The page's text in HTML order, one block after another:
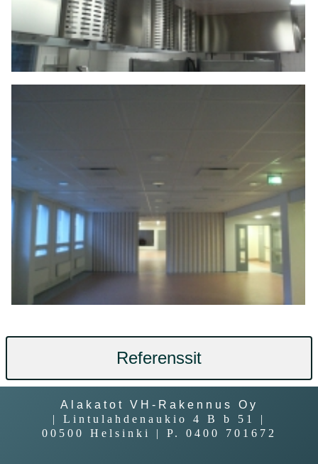
Referenssit
Alakatot VH-Rakennus Oy
| Lintulahdenaukio 4 B b 51 |
00500 Helsinki | P. 0400 701672